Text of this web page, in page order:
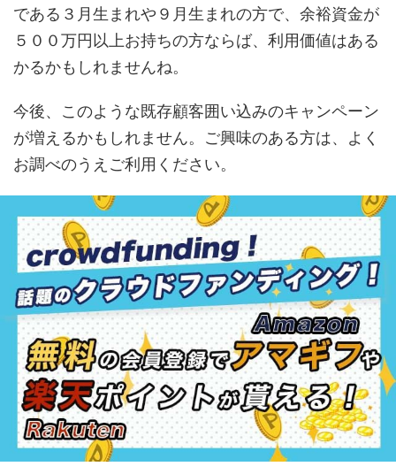
である３月生まれや９月生まれの方で、余裕資金が
５００万円以上お持ちの方ならば、利用価値はある
かるかもしれませんね。
今後、このような既存顧客囲い込みのキャンペーン
が増えるかもしれません。ご興味のある方は、よく
お調べのうえご利用ください。